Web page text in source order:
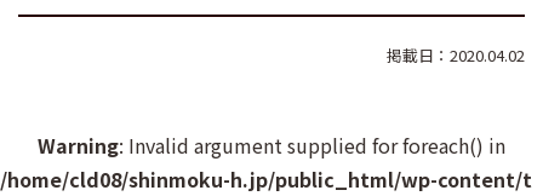
掲載日：2020.04.02
Warning: Invalid argument supplied for foreach() in
/home/cld08/shinmoku-h.jp/public_html/wp-content/t